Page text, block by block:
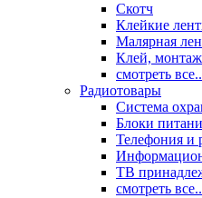
Скотч
Клейкие
Малярная
Клей,
смотреть
Радиотовары
Система
Блоки
Телефония и
ТВ
смотреть